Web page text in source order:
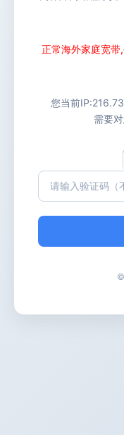
正常海外家庭宽
您当前IP:
需要